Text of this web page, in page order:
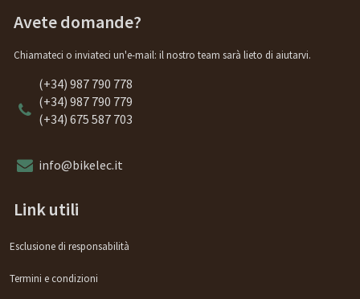
Avete domande?
Chiamateci o inviateci un'e-mail: il nostro team sarà lieto di aiutarvi.
(+34) 987 790 778
(+34) 987 790 779
(+34) 675 587 703
info@bikelec.it
Link utili
Esclusione di responsabilità
Termini e condizioni